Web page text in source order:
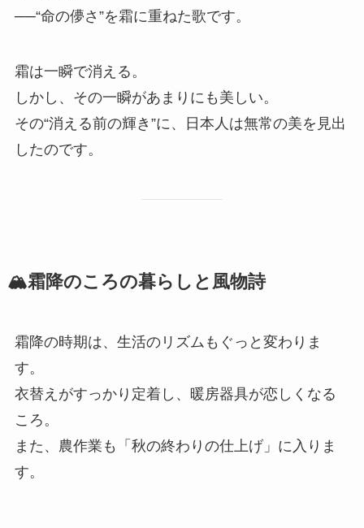
──“命の儚さ”を霜に重ねた歌です。
霜は一瞬で消える。
しかし、その一瞬があまりにも美しい。
その“消える前の輝き”に、日本人は無常の美を見出
したのです。
🏔️霜降のころの暮らしと風物詩
霜降の時期は、生活のリズムもぐっと変わりま
す。
衣替えがすっかり定着し、暖房器具が恋しくなる
ころ。
また、農作業も「秋の終わりの仕上げ」に入りま
す。